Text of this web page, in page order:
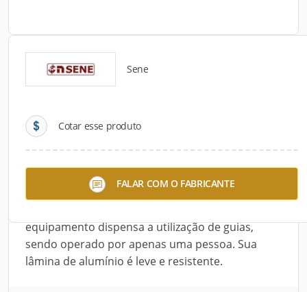
Sene
Cotar esse produto
FALAR COM O FABRICANTE
Detalhes do produto
Descrição do Produto
A Régua Vibratória Portátil Elétrica é utilizada
para trabalhos de homogeneização, alisamento e
equipamento dispensa a utilização de guias,
sendo operado por apenas uma pessoa. Sua
lâmina de alumínio é leve e resistente.